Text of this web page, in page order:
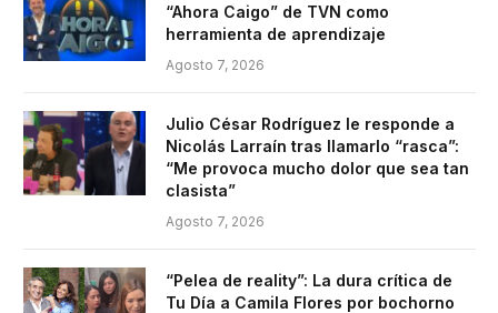
“Ahora Caigo” de TVN como
herramienta de aprendizaje
Agosto 7, 2026
Julio César Rodríguez le responde a
Nicolás Larraín tras llamarlo “rasca”:
“Me provoca mucho dolor que sea tan
clasista”
Agosto 7, 2026
“Pelea de reality”: La dura crítica de
Tu Día a Camila Flores por bochorno